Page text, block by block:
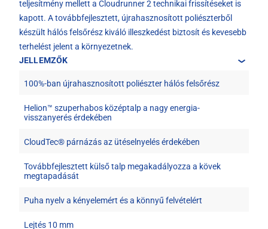
teljesítmény mellett a Cloudrunner 2 technikai frissítéseket is
kapott. A továbbfejlesztett, újrahasznosított poliészterből
készült hálós felsőrész kiváló illeszkedést biztosít és kevesebb
terhelést jelent a környezetnek.
JELLEMZŐK
100%-ban újrahasznosított poliészter hálós felsőrész
Helion™ szuperhabos középtalp a nagy energia-
visszanyerés érdekében
CloudTec® párnázás az ütéselnyelés érdekében
Továbbfejlesztett külső talp megakadályozza a kövek
megtapadását
Puha nyelv a kényelemért és a könnyű felvételért
Lejtés 10 mm